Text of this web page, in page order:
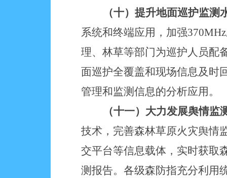
（十）提升地面巡护监测
系统和终端应用，加强
理、林草等部门为巡护人员配
面巡护全覆盖和现场信息及时
管理和监测信息的分析应用。
（十一）大力发展舆情监
技术，完善森林草原火灾舆情
交平台等信息载体，实时获取
测报告。各级森防指充分利用